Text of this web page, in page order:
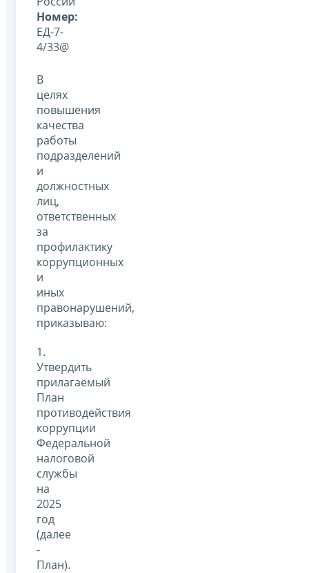
Номер:
ЕД-7-
4/33@
В
целях
повышения
качества
работы
подразделений
и
должностных
лиц,
ответственных
за
профилактику
коррупционных
и
иных
правонарушений,
приказываю:
1.
Утвердить
прилагаемый
План
противодействия
коррупции
Федеральной
налоговой
службы
на
2025
год
(далее
-
План).